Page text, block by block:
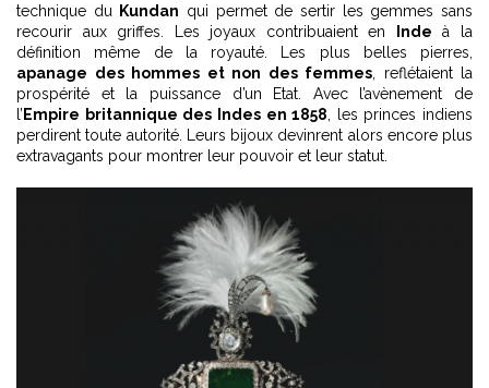
technique du
Kundan qui permet de sertir les gemmes sans
recourir aux griffes. Les joyaux contribuaient en
Inde à la
définition même de la royauté. Les plus belles pierres,
apanage des hommes et non des femmes , reflétaient la
prospérité et la puissance d’un Etat. Avec l’avènement de
l’ Empire britannique des Indes en 1858 , les princes indiens
perdirent toute autorité. Leurs bijoux devinrent alors encore plus
extravagants pour montrer leur pouvoir et leur statut.